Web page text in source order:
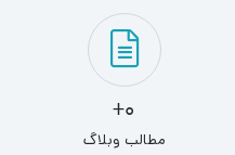
0+
مطالب وبلاگ